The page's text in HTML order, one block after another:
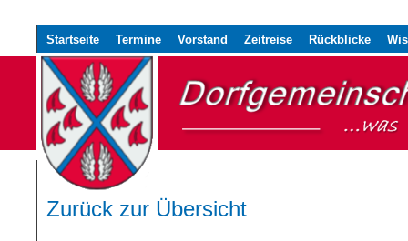
Startseite Termine Vorstand Zeitreise Rückblicke
Zurück zur Übersicht